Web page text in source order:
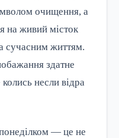
очищення, а
на живий місток
сучасним життям.
здатне
несли відра
— це не